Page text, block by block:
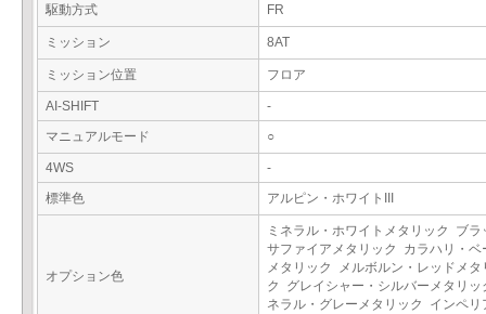
駆動方式 FR
ミッション 8AT
ミッション位置 フロア
AI-SHIFT
-
マニュアルモード
○
4WS
-
標準色
アルピン・ホワイトIII
オプション色
ミネラル・ホワイトメタリック ブラ
サファイアメタリック カラハリ・ベ
メタリック メルボルン・レッドメタ
ク グレイシャー・シルバーメタリ
ネラル・グレーメタリック インペリ